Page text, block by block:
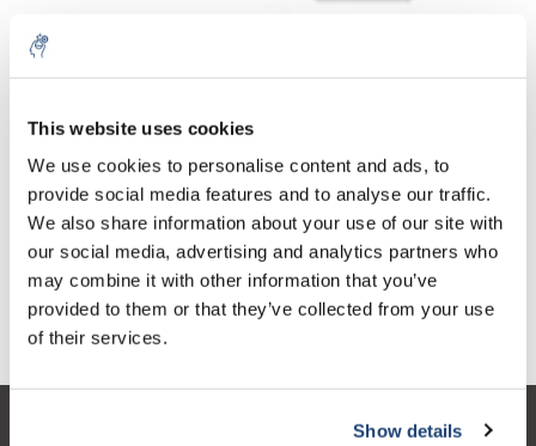
This website uses cookies
We use cookies to personalise content and ads, to
provide social media features and to analyse our traffic.
We also share information about your use of our site with
our social media, advertising and analytics partners who
may combine it with other information that you’ve
provided to them or that they’ve collected from your use
of their services.
Show details
1 Stuk Excl. btw
€120,22
Incl. btw
Toevoegen aan winkelwagen
Informatie